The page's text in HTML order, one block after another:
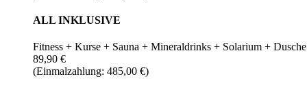
ALL INKLUSIVE
Fitness + Kurse + Sauna + Mineraldrinks + Solarium + Dusche
89,90 €
(Einmalzahlung: 485,00 €)